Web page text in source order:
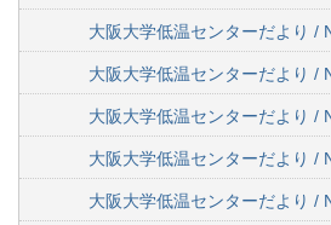
大阪大学低温センターだより /
大阪大学低温センターだより /
大阪大学低温センターだより /
大阪大学低温センターだより /
大阪大学低温センターだより /